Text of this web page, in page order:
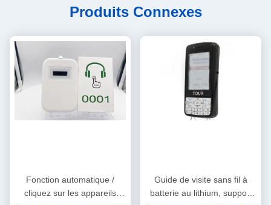
Produits Connexes
Fonction automatique /
cliquez sur les appareils
Guide de visite sans fil à
batterie au lithium, support